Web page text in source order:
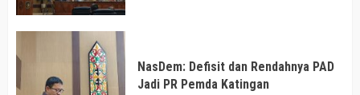
NasDem: Defisit dan Rendahnya PAD
Jadi PR Pemda Katingan